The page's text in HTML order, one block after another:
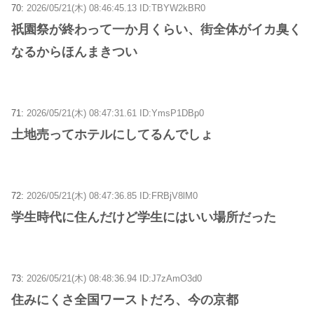
70: 2026/05/21(木) 08:46:45.13 ID:TBYW2kBR0
祇園祭が終わって一か月くらい、街全体がイカ臭く
なるからほんまきつい
71: 2026/05/21(木) 08:47:31.61 ID:YmsP1DBp0
土地売ってホテルにしてるんでしょ
72: 2026/05/21(木) 08:47:36.85 ID:FRBjV8lM0
学生時代に住んだけど学生にはいい場所だった
73: 2026/05/21(木) 08:48:36.94 ID:J7zAmO3d0
住みにくさ全国ワーストだろ、今の京都